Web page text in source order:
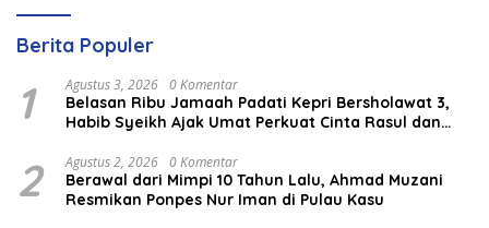
Berita Populer
1 Agustus 3, 2026 0 Komentar
Belasan Ribu Jamaah Padati Kepri Bersholawat 3,
Habib Syeikh Ajak Umat Perkuat Cinta Rasul dan
2 Agustus 2, 2026 0 Komentar
Berawal dari Mimpi 10 Tahun Lalu, Ahmad Muzani
Resmikan Ponpes Nur Iman di Pulau Kasu